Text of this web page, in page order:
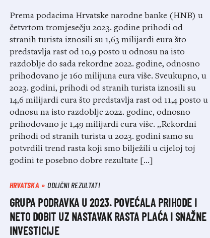
Prema podacima Hrvatske narodne banke (HNB) u
četvrtom tromjesečju 2023. godine prihodi od
stranih turista iznosili su 1,63 milijardi eura što
predstavlja rast od 10,9 posto u odnosu na isto
razdoblje do sada rekordne 2022. godine, odnosno
prihodovano je 160 milijuna eura više. Sveukupno, u
2023. godini, prihodi od stranih turista iznosili su
14,6 milijardi eura što predstavlja rast od 11,4 posto u
odnosu na isto razdoblje 2022. godine, odnosno
prihodovano je 1,49 milijardi eura više. „Rekordni
prihodi od stranih turista u 2023. godini samo su
potvrdili trend rasta koji smo bilježili u cijeloj toj
godini te posebno dobre rezultate […]
HRVATSKA ODLIČNI REZULTATI
GRUPA PODRAVKA U 2023. POVEĆALA PRIHODE I
NETO DOBIT UZ NASTAVAK RASTA PLAĆA I SNAŽNE
INVESTICIJE